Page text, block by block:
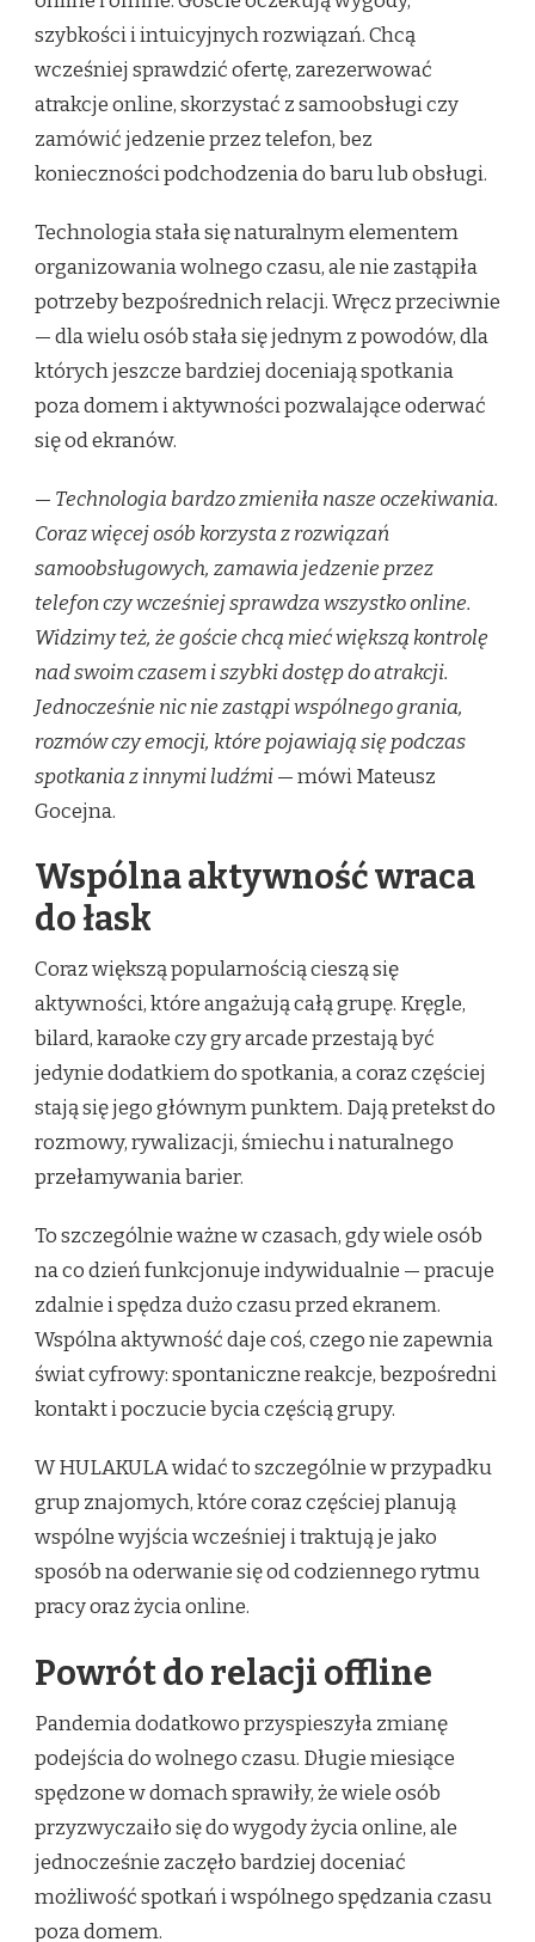
szybkości i intuicyjnych rozwiązań. Chcą
wcześniej sprawdzić ofertę, zarezerwować
atrakcje online, skorzystać z samoobsługi czy
zamówić jedzenie przez telefon, bez
konieczności podchodzenia do baru lub obsługi.
Technologia stała się naturalnym elementem
organizowania wolnego czasu, ale nie zastąpiła
potrzeby bezpośrednich relacji. Wręcz przeciwnie
— dla wielu osób stała się jednym z powodów, dla
których jeszcze bardziej doceniają spotkania
poza domem i aktywności pozwalające oderwać
się od ekranów.
— Technologia bardzo zmieniła nasze oczekiwania.
Coraz więcej osób korzysta z rozwiązań
samoobsługowych, zamawia jedzenie przez
telefon czy wcześniej sprawdza wszystko online.
Widzimy też, że goście chcą mieć większą kontrolę
nad swoim czasem i szybki dostęp do atrakcji.
Jednocześnie nic nie zastąpi wspólnego grania,
rozmów czy emocji, które pojawiają się podczas
spotkania z innymi ludźmi— mówi Mateusz
Gocejna.
Wspólna aktywność wraca
do łask
Coraz większą popularnością cieszą się
aktywności, które angażują całą grupę. Kręgle,
bilard, karaoke czy gry arcade przestają być
jedynie dodatkiem do spotkania, a coraz częściej
stają się jego głównym punktem. Dają pretekst do
rozmowy, rywalizacji, śmiechu i naturalnego
przełamywania barier.
To szczególnie ważne w czasach, gdy wiele osób
na co dzień funkcjonuje indywidualnie — pracuje
zdalnie i spędza dużo czasu przed ekranem.
Wspólna aktywność daje coś, czego nie zapewnia
świat cyfrowy: spontaniczne reakcje, bezpośredni
kontakt i poczucie bycia częścią grupy.
W HULAKULA widać to szczególnie w przypadku
grup znajomych, które coraz częściej planują
wspólne wyjścia wcześniej i traktują je jako
sposób na oderwanie się od codziennego rytmu
pracy oraz życia online.
Powrót do relacji offline
Pandemia dodatkowo przyspieszyła zmianę
podejścia do wolnego czasu. Długie miesiące
spędzone w domach sprawiły, że wiele osób
przyzwyczaiło się do wygody życia online, ale
jednocześnie zaczęło bardziej doceniać
możliwość spotkań i wspólnego spędzania czasu
poza domem.